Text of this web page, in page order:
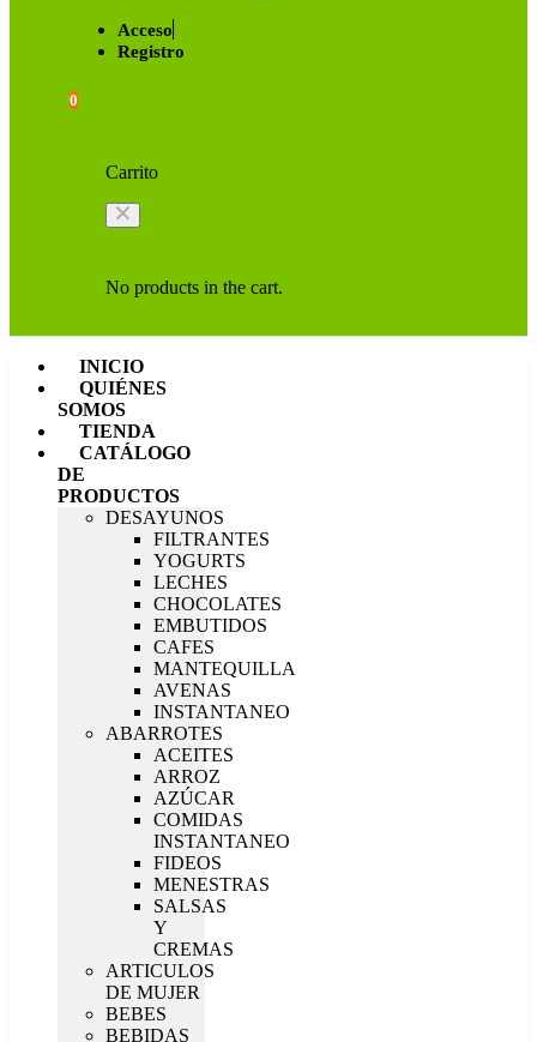
Acceso
Registro
0
Carrito
No products in the cart.
INICIO
QUIÉNES
SOMOS
TIENDA
CATÁLOGO
DE
PRODUCTOS
DESAYUNOS
FILTRANTES
YOGURTS
LECHES
CHOCOLATES
EMBUTIDOS
CAFES
MANTEQUILLA
AVENAS
INSTANTANEO
ABARROTES
ACEITES
ARROZ
AZÚCAR
COMIDAS
INSTANTANEO
FIDEOS
MENESTRAS
SALSAS
Y
CREMAS
ARTICULOS
DE MUJER
BEBES
BEBIDAS